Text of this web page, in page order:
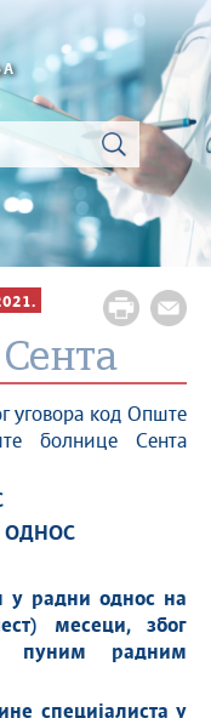
уговора код Опште
болнице Сента
ОДНОС
у радни однос на
месеци, због
пуним радним
специјалиста у